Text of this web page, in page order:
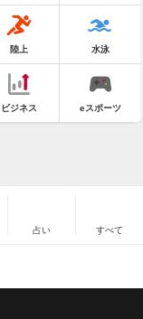
陸上 水泳
ビジネス eスポーツ
占い すべて